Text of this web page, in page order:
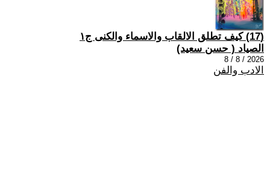
(17) كيف تطلق الالقاب والاسماء والكنى ج١
الصياد ‏( حسن سعيد‏)
2026 / 8 / 8
الادب والفن